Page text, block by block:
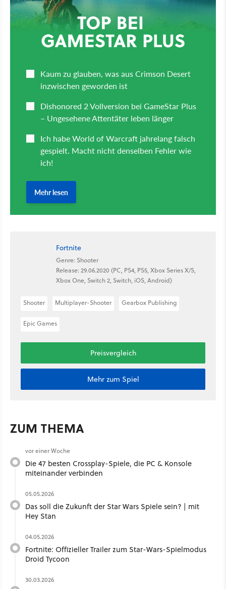
Fortnite
Genre: Shooter
Release: 29.06.2020 (PC, PS4, PS5, Xbox Series X/S,
Xbox One, Switch 2, Switch, iOS, Android)
Shooter Multiplayer-Shooter Gearbox Publishing
Epic Games
Preisvergleich
Mehr zum Spiel
ZUM THEMA
vor einer Woche
Die 47 besten Crossplay-Spiele, die PC & Konsole
miteinander verbinden
05.05.2026
Das soll die Zukunft der Star Wars Spiele sein? | mit
Hey Stan ​
04.05.2026
Fortnite: Offizieller Trailer zum Star-Wars-Spielmodus
Droid Tycoon
30.03.2026